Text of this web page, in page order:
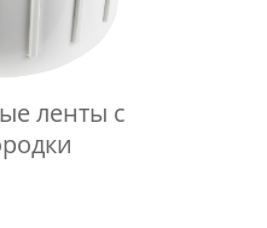
ленты с